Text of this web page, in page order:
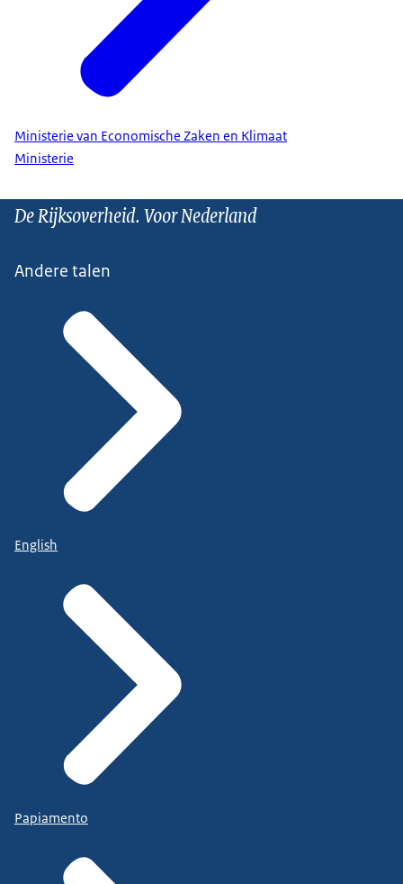
Ministerie van Economische Zaken en Klimaat
Ministerie
De Rijksoverheid. Voor Nederland
Andere talen
English
Papiamento